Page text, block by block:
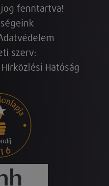
fenntartva!
szerv:
Hatóság